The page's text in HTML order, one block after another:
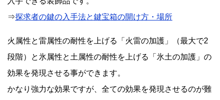
⇒探求者の鍵の入手法と鍵宝箱の開け方・場所
火属性と雷属性の耐性を上げる「火雷の加護」（最大で2
段階）と氷属性と土属性の耐性を上げる「氷土の加護」の
効果を発現させる事ができます。
かなり強力な効果ですが、全ての効果を発現させるのが難